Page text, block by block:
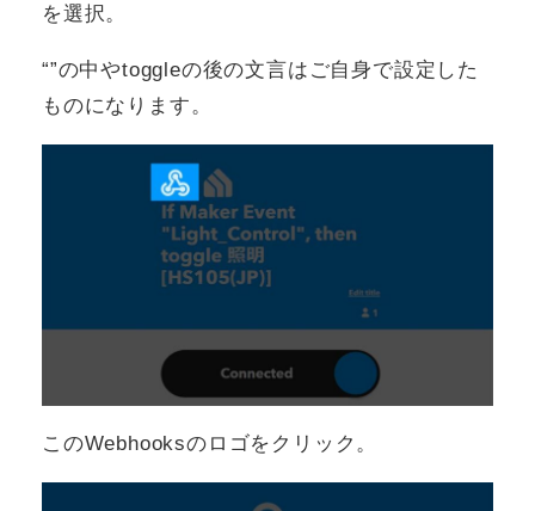
を選択。
“”の中やtoggleの後の文言はご自身で設定した
ものになります。
このWebhooksのロゴをクリック。